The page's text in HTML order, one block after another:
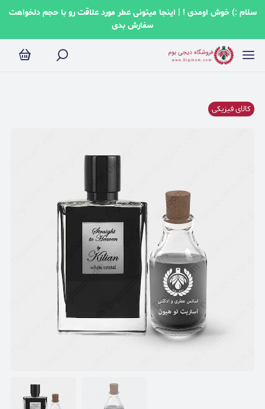
سلام :) خوش اومدی ! | اینجا میتونی عطر مورد علاقت رو با حجم دلخواهت
سفارش بدی
کالای فیزیکی